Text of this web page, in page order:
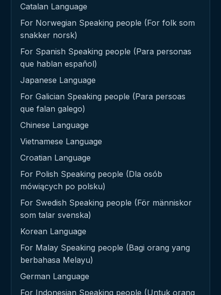
Catalan Language
For Norwegian Speaking people (For folk som
snakker norsk)
For Spanish Speaking people (Para personas
que hablan español)
Japanese Language
For Galician Speaking people (Para persoas
que falan galego)
Chinese Language
Vietnamese Language
Croatian Language
For Polish Speaking people (Dla osób
mówiących po polsku)
For Swedish Speaking people (För människor
som talar svenska)
Korean Language
For Malay Speaking people (Bagi orang yang
berbahasa Melayu)
German Language
For Indonesian Speaking people (Untuk orang